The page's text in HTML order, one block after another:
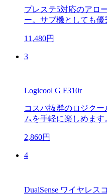
プレステ5対応のアロ
ー。サブ機としても優
11,480円
3
Logicool G F310r
コスパ抜群のロジク
ムを手軽に楽しめます
2,860円
4
DualSense ワイヤレス